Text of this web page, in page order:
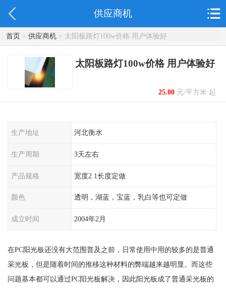
供应商机
首页> 供应商机> 太阳板路灯100w价格 用户体验好
太阳板路灯100w价格 用户体验好
25.00元/平方米 起
生产地址 河北衡水
生产周期 3天左右
产品规格 宽度2.1长度定做
颜色 透明，湖蓝，宝蓝，乳白等也可定做
成立时间 2004年2月
在PC阳光板还没有大范围普及之前，日常使用中用的较多的是普通
采光板，但是随着时间的推移这种材料的弊端越来越明显。而这些
问题基本都可以通过PC阳光板解决，因此阳光板成了普通采光板的